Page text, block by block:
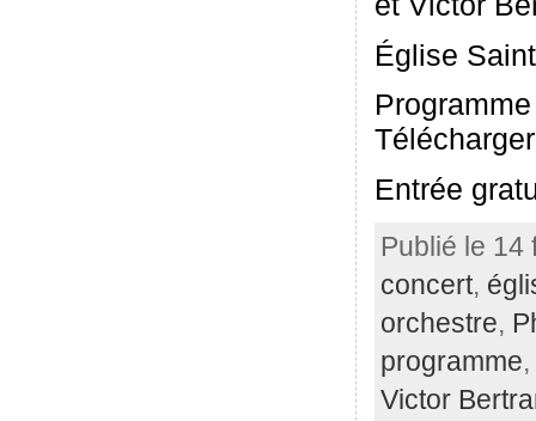
Église
Programme
Entrée
Publié le
concert,
orchestre,
programme,
Victor